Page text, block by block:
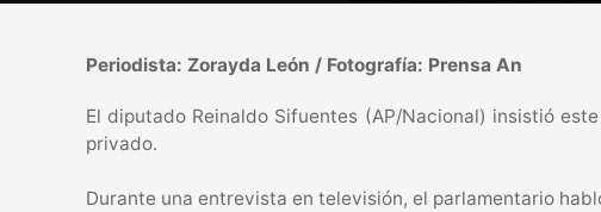
Periodista: Zorayda León / Fotografía: Prensa An
El diputado Reinaldo Sifuentes (AP/Nacional) insistió
privado.
Durante una entrevista en televisión, el parlamentario